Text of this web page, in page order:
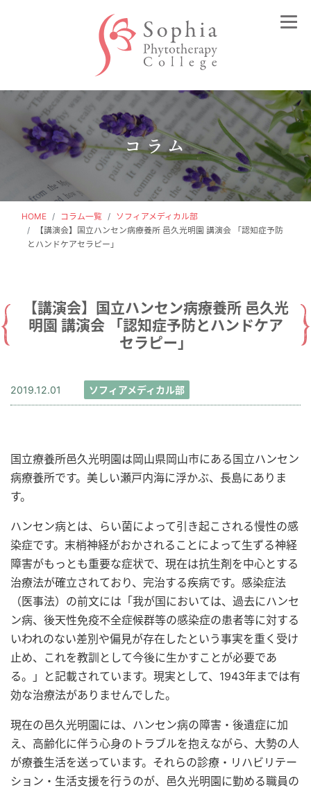
Sohia Phytotherapy College（ソフィアフィトセ
コラム
HOME コラム一覧
ソフィアメディカル部
【講演会】国立ハンセン病療養所 邑久光明園 講演会 「認知症予防
とハンドケアセラピー」
【講演会】国立ハンセン病療養所 邑久光
明園 講演会 「認知症予防とハンドケア
セラピー」
2019.12.01 ソフィアメディカル部
国立療養所邑久光明園は岡山県岡山市にある国立ハンセン
病療養所です。美しい瀬戸内海に浮かぶ、長島にありま
す。
ハンセン病とは、らい菌によって引き起こされる慢性の感
染症です。末梢神経がおかされることによって生ずる神経
障害がもっとも重要な症状で、現在は抗生剤を中心とする
治療法が確立されており、完治する疾病です。感染症法
（医事法）の前文には「我が国においては、過去にハンセ
ン病、後天性免疫不全症候群等の感染症の患者等に対する
いわれのない差別や偏見が存在したという事実を重く受け
止め、これを教訓として今後に生かすことが必要であ
る。」と記載されています。現実として、1943年までは有
効な治療法がありませんでした。
現在の邑久光明園には、ハンセン病の障害・後遺症に加
え、高齢化に伴う心身のトラブルを抱えながら、大勢の人
が療養生活を送っています。それらの診療・リハビリテー
ション・生活支援を行うのが、邑久光明園に勤める職員の